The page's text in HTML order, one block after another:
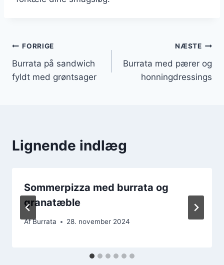
Indlægsnavigation
FORRIGE
Burrata på sandwich
fyldt med grøntsager
NÆSTE
Burrata med pærer og
honningdressings
Lignende indlæg
Sommerpizza med burrata og
granatæble
AfBurrata 28. november 2024